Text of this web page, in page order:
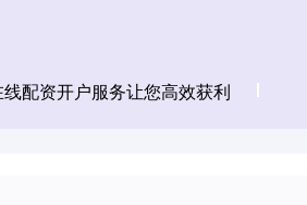
配资开户服务让您高效获利